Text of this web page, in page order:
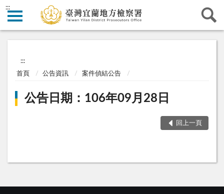
:::
:::
首頁 公告資訊 案件偵結公告
公告日期：106年09月28日
回上一頁